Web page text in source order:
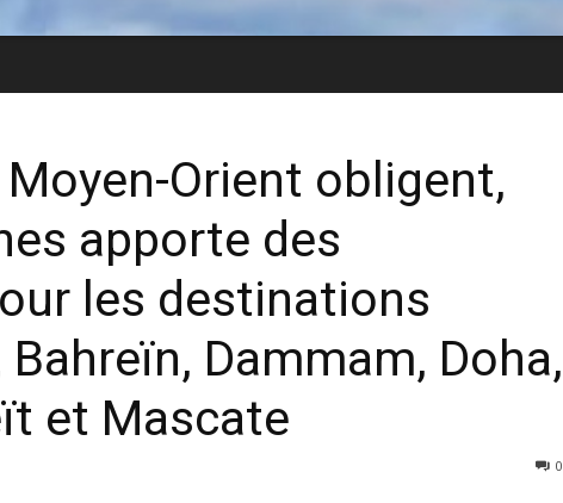
Orient obligent,
apporte des
les destinations
Bahreïn, Dammam, Doha,
et Mascate
0